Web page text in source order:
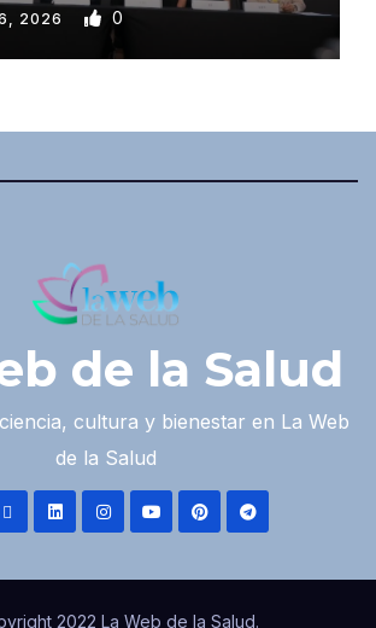
2026 0
de la Salud
cultura y bienestar en La Web
de la Salud
2022 La Web de la Salud.